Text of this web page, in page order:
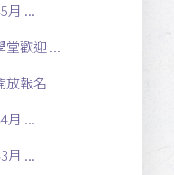
月 ...
堂歡迎 ...
放報名
月 ...
月 ...